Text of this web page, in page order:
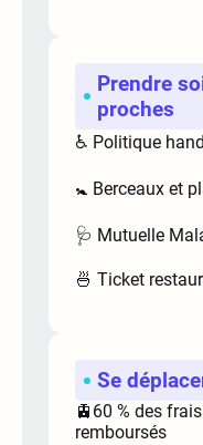
Prendre
proches
♿ Politique
🚼 Berceaux et
🩺 Mutuelle
🍜 Ticket
Se
🚊60 % des
remboursés